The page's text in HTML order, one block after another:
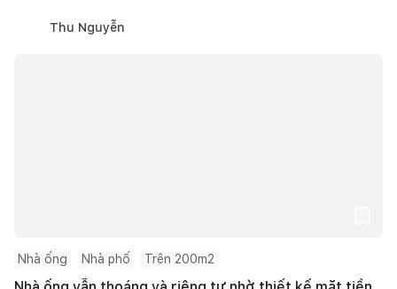
Thu Nguyễn
Nhà ống Nhà phố Trên 200m2